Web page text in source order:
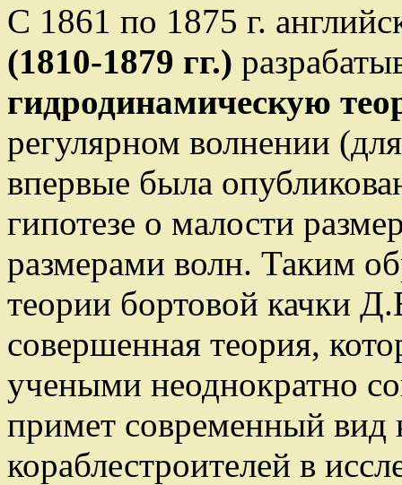
С 1861 по 1875 г.
(1810-1879 гг.)
гидродинамическую
регулярном волнении
впервые была
гипотезе о малости
размерами волн. Таким
теории бортовой качки
совершенная теория,
учеными неоднократно
примет современный вид
кораблестроителей в